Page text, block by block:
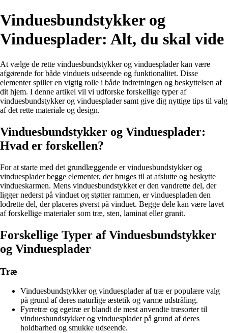
Vinduesbundstykker og
Vinduesplader: Alt, du skal vide
At vælge de rette vinduesbundstykker og vinduesplader kan være
afgørende for både vinduets udseende og funktionalitet. Disse
elementer spiller en vigtig rolle i både indretningen og beskyttelsen af
dit hjem. I denne artikel vil vi udforske forskellige typer af
vinduesbundstykker og vinduesplader samt give dig nyttige tips til valg
af det rette materiale og design.
Vinduesbundstykker og Vinduesplader:
Hvad er forskellen?
For at starte med det grundlæggende er vinduesbundstykker og
vinduesplader begge elementer, der bruges til at afslutte og beskytte
vindueskarmen. Mens vinduesbundstykket er den vandrette del, der
ligger nederst på vinduet og støtter rammen, er vinduespladen den
lodrette del, der placeres øverst på vinduet. Begge dele kan være lavet
af forskellige materialer som træ, sten, laminat eller granit.
Forskellige Typer af Vinduesbundstykker
og Vinduesplader
Træ
Vinduesbundstykker og vinduesplader af træ er populære valg
på grund af deres naturlige æstetik og varme udstråling.
Fyrretræ og egetræ er blandt de mest anvendte træsorter til
vinduesbundstykker og vinduesplader på grund af deres
holdbarhed og smukke udseende.